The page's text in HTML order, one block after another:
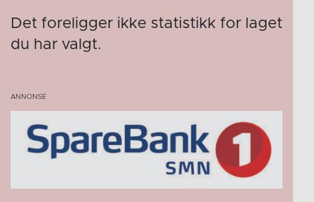
Det foreligger ikke statistikk for laget
du har valgt.